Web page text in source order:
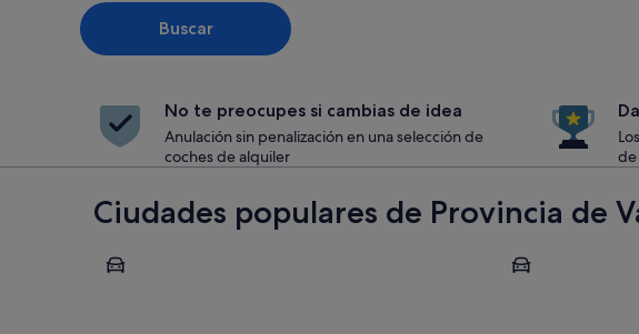
Buscar
No te preocupes si cambias de idea
Anulación sin penalización en una selección de
coches de alquiler
de
Ciudades populares de Provincia de
Oliva Valencia